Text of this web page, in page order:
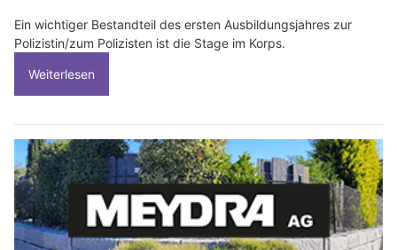
Ein wichtiger Bestandteil des ersten Ausbildungsjahres zur
Polizistin/zum Polizisten ist die Stage im Korps.
Weiterlesen